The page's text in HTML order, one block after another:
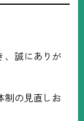
、誠にありが
制の見直しお